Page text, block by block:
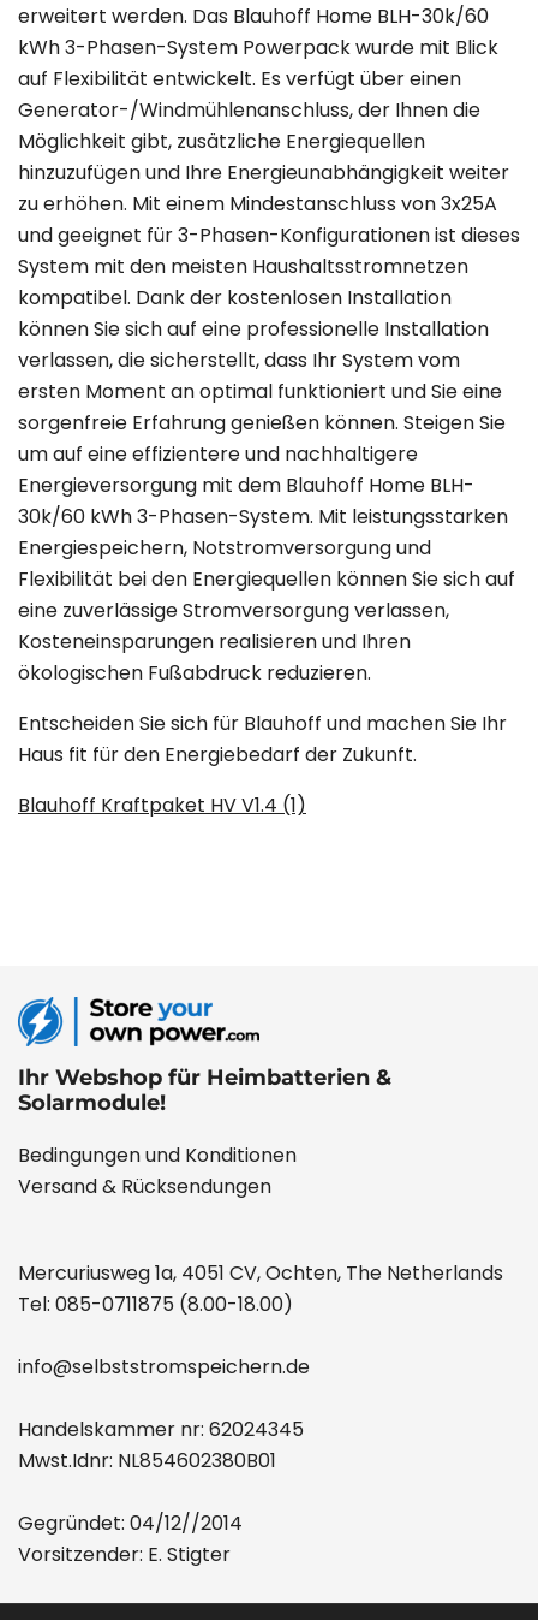
erweitert werden. Das Blauhoff Home BLH-30k/60
kWh 3-Phasen-System Powerpack wurde mit Blick
auf Flexibilität entwickelt. Es verfügt über einen
Generator-/Windmühlenanschluss, der Ihnen die
Möglichkeit gibt, zusätzliche Energiequellen
hinzuzufügen und Ihre Energieunabhängigkeit weiter
zu erhöhen. Mit einem Mindestanschluss von 3x25A
und geeignet für 3-Phasen-Konfigurationen ist dieses
System mit den meisten Haushaltsstromnetzen
kompatibel. Dank der kostenlosen Installation
können Sie sich auf eine professionelle Installation
verlassen, die sicherstellt, dass Ihr System vom
ersten Moment an optimal funktioniert und Sie eine
sorgenfreie Erfahrung genießen können. Steigen Sie
um auf eine effizientere und nachhaltigere
Energieversorgung mit dem Blauhoff Home BLH-
30k/60 kWh 3-Phasen-System. Mit leistungsstarken
Energiespeichern, Notstromversorgung und
Flexibilität bei den Energiequellen können Sie sich auf
eine zuverlässige Stromversorgung verlassen,
Kosteneinsparungen realisieren und Ihren
ökologischen Fußabdruck reduzieren.
Entscheiden Sie sich für Blauhoff und machen Sie Ihr
Haus fit für den Energiebedarf der Zukunft.
Blauhoff Kraftpaket HV V1.4 (1)
Ihr Webshop für Heimbatterien &
Solarmodule!
Bedingungen und Konditionen
Versand & Rücksendungen
Mercuriusweg 1a, 4051 CV, Ochten, The Netherlands
Tel: 085-0711875 (8.00-18.00)
info@selbststromspeichern.de
Handelskammer nr: 62024345
Mwst.Idnr: NL854602380B01
Gegründet: 04/12//2014
Vorsitzender: E. Stigter